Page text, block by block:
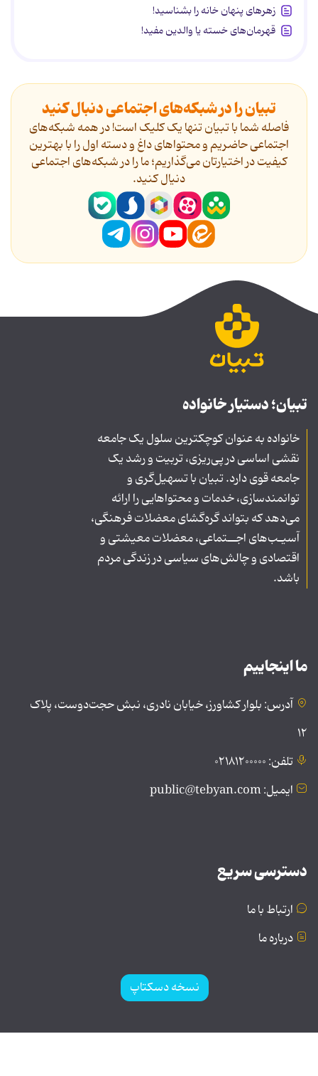
زهرهای پنهان خانه را بشناسید!
قهرمان‌های خسته یا والدین مفید!
تبیان را در شبکه‌های اجتماعی دنبال کنید
فاصله شما با تبیان تنها یک کلیک است! در همه شبکه‌های
اجتماعی حاضریم و محتواهای داغ و دسته اول را با بهترین
کیفیت در اختیارتان می‌گذاریم؛ ما را در شبکه‌های اجتماعی
دنیال کنید.
تبیان؛ دستیار خانواده
خانواده به عنوان کوچکترین سلول یک جامعه
نقشی اساسی در پی‌ریزی، تربیت و رشد یک
جامعه قوی دارد. تبیان با تسهیل‌گری و
توانمندسازی، خدمات و محتواهایی را ارائه
می‌دهد که بتواند گره‌گشای معضلات فرهنگی،
آسیـب‌های اجــتماعی، معضلات معیشتی و
اقتصادی و چالش‌های سیاسی در زندگی مردم
باشد.
ما اینجاییم
آدرس: بلوار کشاورز، خیابان نادری، نبش حجت‌دوست، پلاک
۱۲
تلفن: ۰۲۱۸۱۲۰۰۰۰۰
ایمیل: public@tebyan.com
دسترسی سریع
ارتباط با ما
درباره ما
نسخه دسکتاپ